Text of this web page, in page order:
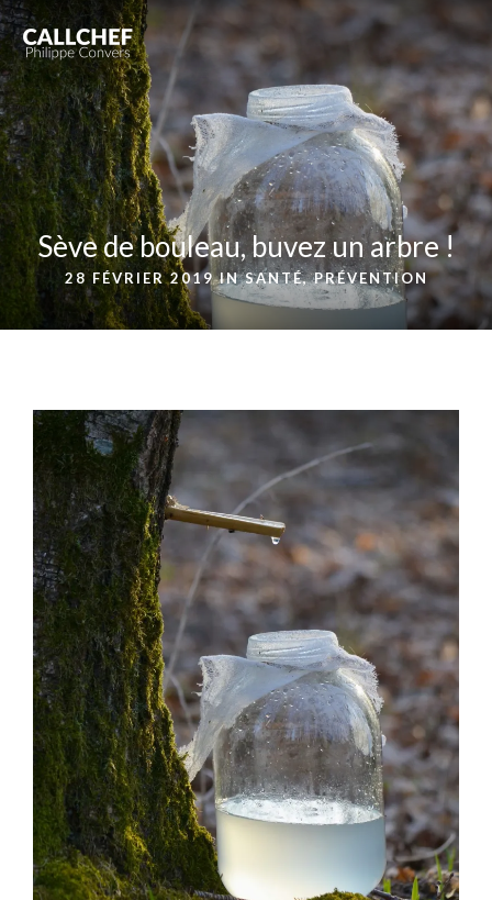
Sève de bouleau, buvez un arbre !
28 FÉVRIER 2019 INSANTÉ, PRÉVENTION